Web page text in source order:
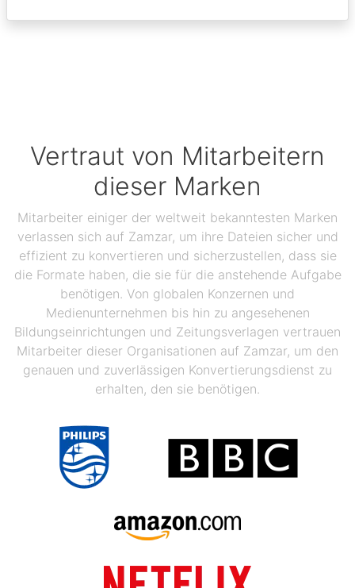
Vertraut von Mitarbeitern
dieser Marken
Mitarbeiter einiger der weltweit bekanntesten Marken
verlassen sich auf Zamzar, um ihre Dateien sicher und
effizient zu konvertieren und sicherzustellen, dass sie
die Formate haben, die sie für die anstehende Aufgabe
benötigen. Von globalen Konzernen und
Medienunternehmen bis hin zu angesehenen
Bildungseinrichtungen und Zeitungsverlagen vertrauen
Mitarbeiter dieser Organisationen auf Zamzar, um den
genauen und zuverlässigen Konvertierungsdienst zu
erhalten, den sie benötigen.